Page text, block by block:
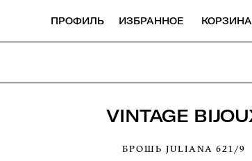
ПРОФИЛЬ ИЗБРАННОЕ КОРЗИНА
VINTAGE
БРОШЬ JULIANA 621/9